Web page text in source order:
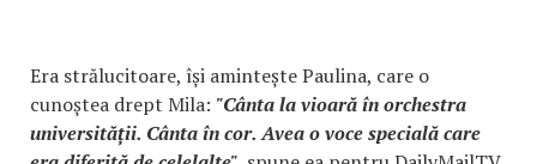
Era strălucitoare, își amintește Paulina, care o
cunoștea drept Mila: "Cânta la vioară în orchestra
universității. Cânta în cor. Avea o voce specială care